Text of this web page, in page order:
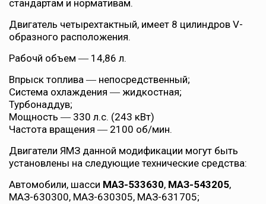
стандартам и нормативам.
Двигатель четырехтактный, имеет 8 цилиндров V-
образного расположения.
Рабочй объем ― 14,86 л.
Впрыск топлива ― непосредственный;
Система охлаждения ― жидкостная;
Турбонаддув;
Мощность ― 330 л.с. (243 кВт)
Частота вращения ― 2100 об/мин.
Двигатели ЯМЗ данной модификации могут быть
установлены на следующие технические средства:
Автомобили, шасси МАЗ-533630, МАЗ-543205,
МАЗ-630300, МАЗ-630305, МАЗ-631705;